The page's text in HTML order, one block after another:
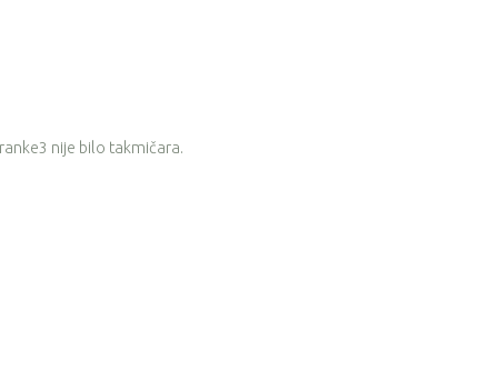
nije bilo takmičara.